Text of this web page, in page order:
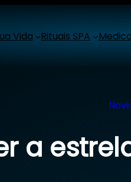
Vida Rituais SPA
a